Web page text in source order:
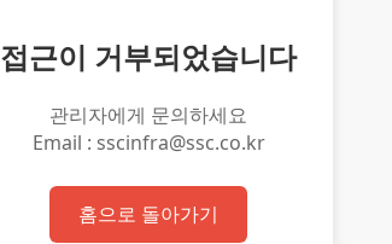
접근이 거부되었습니다
관리자에게 문의하세요
Email : sscinfra@ssc.co.kr
홈으로 돌아가기